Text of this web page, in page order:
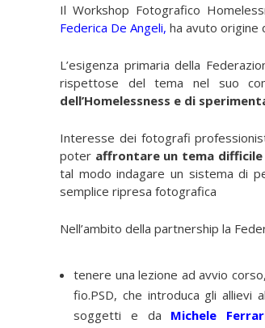
Il Workshop Fotografico
Federica De Angeli, ha avuto origine
L’esigenza primaria della
rispettose del tema nel suo
dell’Homelessness e di
Interesse dei fotografi
poter affrontare un tema difficile
tal modo indagare un sistema di
semplice ripresa fotografica
Nell’ambito della partnership la
tenere una lezione ad avvio
fio.PSD, che introduca gli
soggetti e da Michele